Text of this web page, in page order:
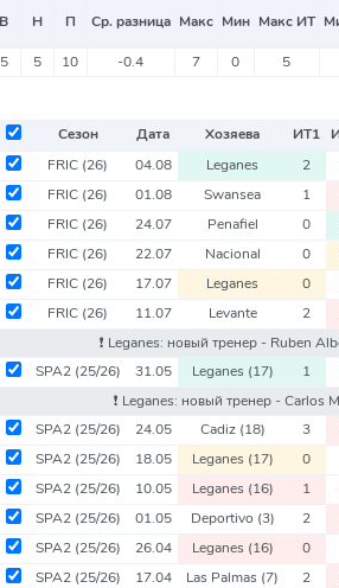
В Н П Ср. разница Макс Мин Макс ИТ
5 5 10 -0.4 7 0 5
Сезон Дата Хозяева ИТ1
FRIC (26) 04.08 Leganes 2
FRIC (26) 01.08 Swansea 1
FRIC (26) 24.07 Penafiel 0
FRIC (26) 22.07 Nacional 0
FRIC (26) 17.07 Leganes 0
FRIC (26) 11.07 Levante 2
❗️ Leganes: новый тренер - Ruben
SPA2 (25/26) 31.05 Leganes (17) 1
❗️ Leganes: новый тренер - Carlos
SPA2 (25/26) 24.05 Cadiz (18) 3
SPA2 (25/26) 18.05 Leganes (17) 0
SPA2 (25/26) 10.05 Leganes (16) 1
SPA2 (25/26) 01.05 Deportivo (3) 2
SPA2 (25/26) 26.04 Leganes (16) 0
SPA2 (25/26) 17.04 Las Palmas (7) 2